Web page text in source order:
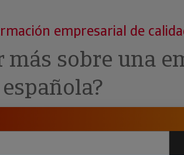
de
empresarial de
más sobre una
española?